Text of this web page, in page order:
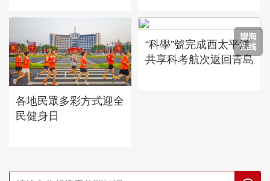
各地民眾多彩方式迎全
民健身日
“科學”號完成西太平洋
共享科考航次返回青島